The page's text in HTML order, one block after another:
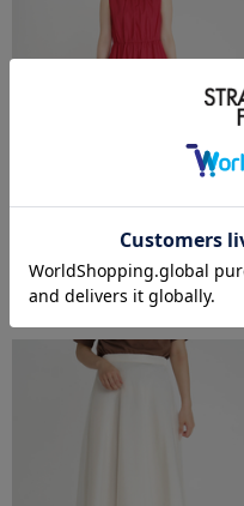
STRAWBERRY-FIELDS
ノースリーブティアードワンピース